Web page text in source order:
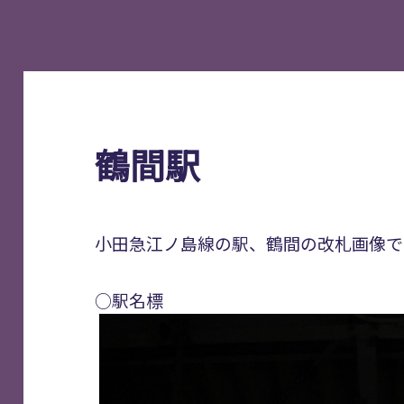
鶴間駅
小田急江ノ島線の駅、鶴間の改札画像
○駅名標